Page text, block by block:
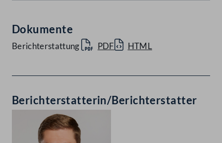
Dokumente
Berichterstattung PDF HTML
Berichterstatterin/Berichterstatter